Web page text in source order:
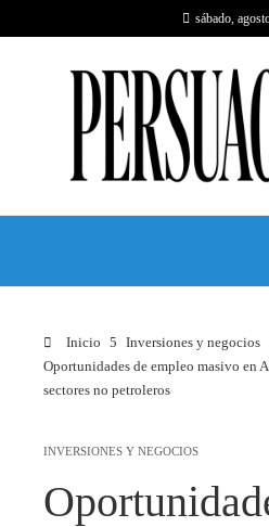
sábado,
Inicio
Inversiones y negocios
Oportunidades de empleo masivo en
sectores no petroleros
INVERSIONES Y NEGOCIOS